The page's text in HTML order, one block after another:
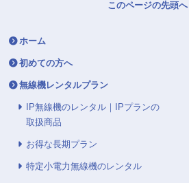
このページの先頭へ
ホーム
初めての方へ
無線機レンタルプラン
IP無線機のレンタル｜IPプランの
取扱商品
お得な長期プラン
特定小電力無線機のレンタル